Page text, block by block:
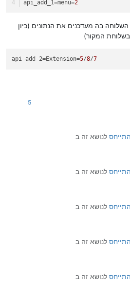
api_add_1=menu=2
בה מעדכנים את הנתונים (כיון
המקור)
api_add_2=Extension=5/8/7
5
התייחס לנושא זה ב
התייחס לנושא זה ב
התייחס לנושא זה ב
התייחס לנושא זה ב
התייחס לנושא זה ב